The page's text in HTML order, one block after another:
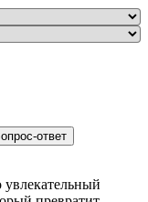
ответ
увлекательный